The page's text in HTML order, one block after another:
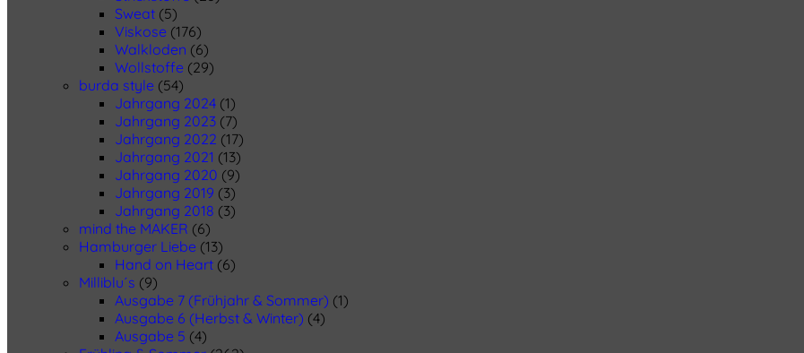
Sweat (5)
Viskose (176)
Walkloden (6)
Wollstoffe (29)
burda style (54)
Jahrgang 2024 (1)
Jahrgang 2023 (7)
Jahrgang 2022 (17)
Jahrgang 2021 (13)
Jahrgang 2020 (9)
Jahrgang 2019 (3)
Jahrgang 2018 (3)
mind the MAKER (6)
Hamburger Liebe (13)
Hand on Heart (6)
Milliblu´s (9)
Ausgabe 7 (Frühjahr & Sommer) (1)
Ausgabe 6 (Herbst & Winter) (4)
Ausgabe 5 (4)